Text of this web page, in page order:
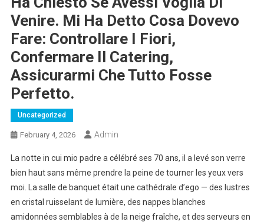
Venire. Mi Ha Detto Cosa Dovevo
Fare: Controllare I Fiori,
Confermare Il Catering,
Assicurarmi Che Tutto Fosse
Perfetto.
Uncategorized
February 4, 2026 Admin
La notte in cui mio padre a célébré ses 70 ans, il a levé son verre
bien haut sans même prendre la peine de tourner les yeux vers
moi. La salle de banquet était une cathédrale d’ego — des lustres
en cristal ruisselant de lumière, des nappes blanches
amidonnées semblables à de la neige fraîche, et des serveurs en